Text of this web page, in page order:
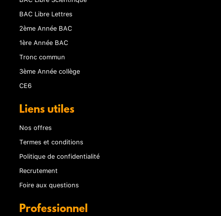
BAC Libre Lettres
2ème Année BAC
1ère Année BAC
Tronc commun
3ème Année collège
CE6
Liens utiles
Nos offres
Termes et conditions
Politique de confidentialité
Recrutement
Foire aux questions
Professionnel